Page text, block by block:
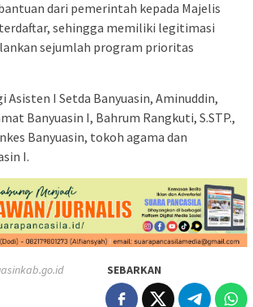
dari pemerintah kepada Majelis
sehingga memiliki legitimasi
sejumlah program prioritas
Asisten I Setda Banyuasin, Aminuddin,
Banyuasin I, Bahrum Rangkuti, S.STP.,
Banyuasin, tokoh agama dan
I.
SEBARKAN